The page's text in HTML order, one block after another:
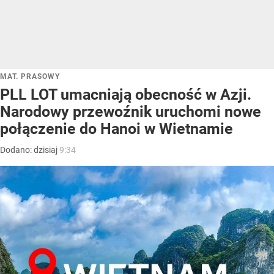
MAT. PRASOWY
PLL LOT umacniają obecność w Azji.
Narodowy przewoźnik uruchomi nowe
połączenie do Hanoi w Wietnamie
Dodano:dzisiaj9:34